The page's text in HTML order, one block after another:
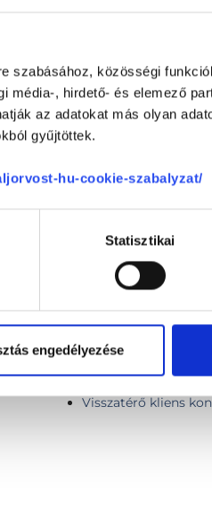
szabásához, közösségi
média-, hirdető- és elemező
az adatokat más olyan
gyűjtöttek.
hu-cookie-szabalyzat/
Statisztikai
engedélyezése
Receptírás
Szerencsejáték,
Telefonos
Videós konzultáció
Visszatérő kliens